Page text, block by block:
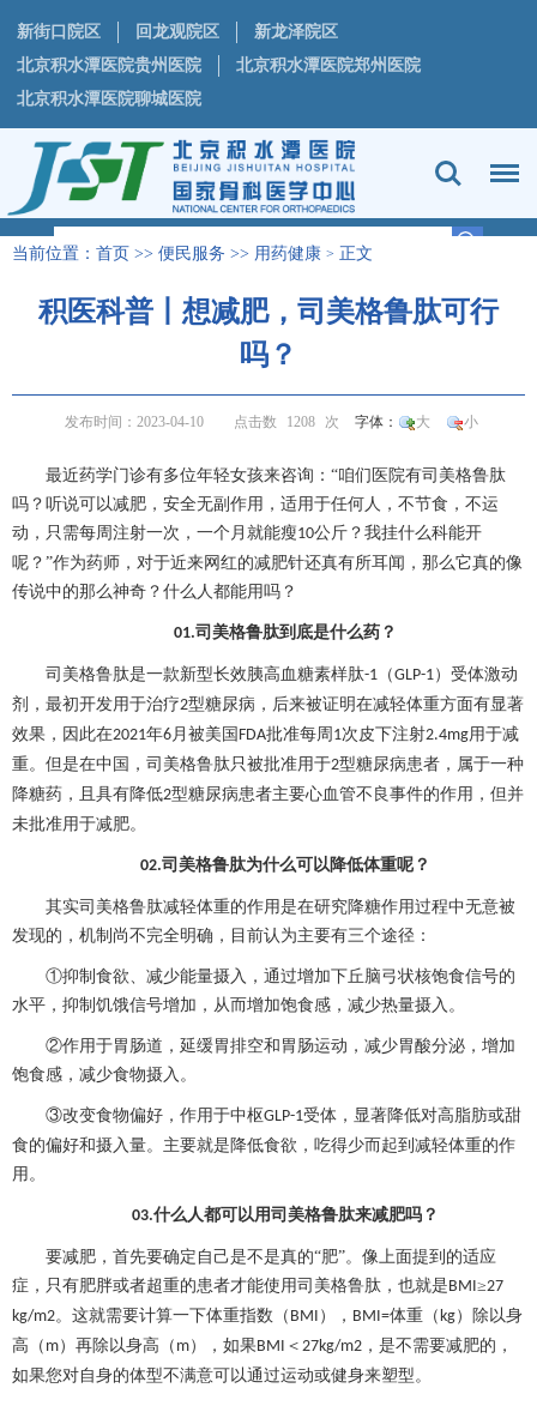
新街口院区 回龙观院区
新龙泽院区
北京积水潭医院贵州医院
北京积水潭医院郑州医院
北京积水潭医院聊城医院
当前位置： 首页 >> 便民服务 >> 用药健康 > 正文
积医科普丨想减肥，司美格鲁肽可行
吗？
发布时间：2023-04-10 点击数 1208 次 字体： 大 小
最近药学门诊有多位年轻女孩来咨询： “咱们医院有司美格鲁肽
吗？听说可以减肥，安全无副作用，适用于任何人，不节食，不运
动，只需每周注射一次，一个月就能瘦10公斤？我挂什么科能开
呢？”作为药师，对于近来网红的减肥针还真有所耳闻，那么它真的像
传说中的那么神奇？什么人都能用吗？
01.司美格鲁肽到底是什么药？
司美格鲁肽是一款新型长效胰高血糖素样肽-1 （GLP-1）受体激动
剂，最初开发用于治疗2型糖尿病 ，后来被证明在减轻体重方面有显著
效果，因此在2021年6月被美国 FDA批准每周 1次皮下注射2.4mg用于减
重。但是在中国，司美格鲁肽只被批准用于2型糖尿病患者，属于一种
降糖药，且具有降低2型糖尿病患者主要心血管不良事件的作用，但并
未批准用于减肥。
02.司美格鲁肽为什么可以降低体重呢？
其实司美格鲁肽减轻体重的作用是在研究降糖作用过程中无意被
发现的，机制尚不完全明确，目前认为主要有三个途径：
①抑制食欲、减少能量摄入，通过增加下丘脑弓状核饱食信号的
水平，抑制饥饿信号增加，从而增加饱食感，减少热量摄入。
②作用于胃肠道，延缓胃排空和胃肠运动，减少胃酸分泌，增加
饱食感，减少食物摄入。
③改变食物偏好，作用于中枢GLP-1受体，显著降低对高脂肪或甜
食的偏好和摄入量。主要就是降低食欲，吃得少而起到减轻体重的作
用。
03.什么人都可以用司美格鲁肽来减肥吗？
要减肥，首先要确定自己是不是真的“肥”。像上面提到的适应
症，只有肥胖或者超重的患者才能使用司美格鲁肽，也就是BMI≥27
kg/m2。这就需要计算一下体重指数（ BMI ）， BMI=体重（kg）除以身
高（ m）再除以身高（ m），如果BMI ＜ 27kg/m2 ，是不需要减肥的，
如果您对自身的体型不满意可以通过运动或健身来塑型。